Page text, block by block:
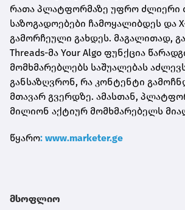
რათა პლატფორმაზე უფრო ძლიერი
საზოგადოებები ჩამოყალიბდეს და
გამორჩეული გახდეს. მაგალითად,
Threads-მა Your Algo ფუნქცია
მომხმარებლებს საშუალებას
განსაზღვრონ, რა კონტენტი
მთავარ გვერდზე. ამასთან,
მილიონ აქტიურ მომხმარებელს
წყარო: www.marketer.ge
მსოფლიო